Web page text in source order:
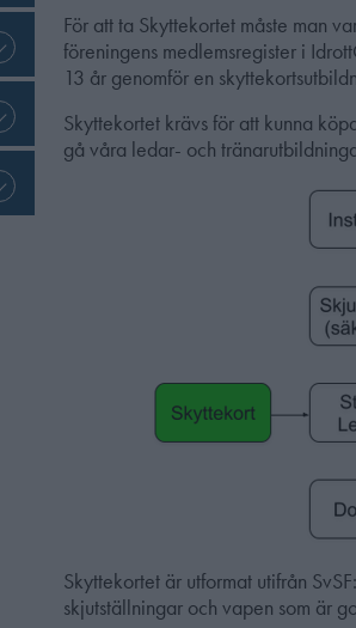
För att ta Skyttekortet måste man
föreningens medlemsregister i
13 år genomför en
Skyttekortet krävs för att kunna
gå våra ledar- och
Skyttekortet är utformat utifrån
skjutställningar och vapen som är